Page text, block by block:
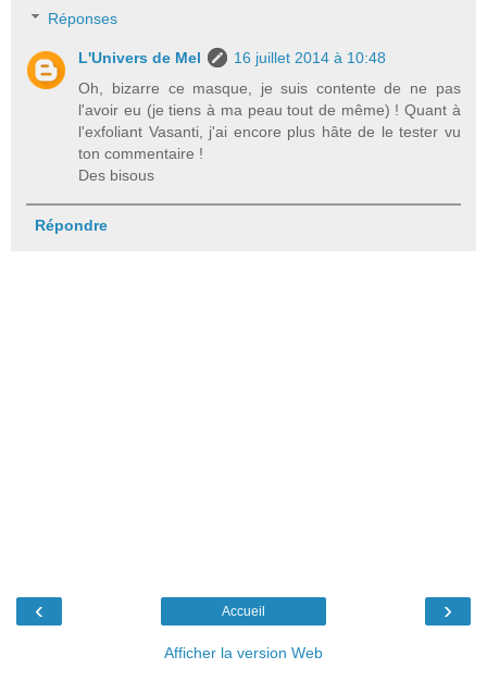
Réponses
L'Univers de Mel
16 juillet 2014 à 10:48
Oh, bizarre ce masque, je suis contente de ne pas
l'avoir eu (je tiens à ma peau tout de même) ! Quant à
l'exfoliant Vasanti, j'ai encore plus hâte de le tester vu
ton commentaire !
Des bisous
Répondre
‹ ›
Accueil
Afficher la version Web